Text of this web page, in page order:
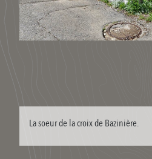
La soeur de la croix de Bazinière.